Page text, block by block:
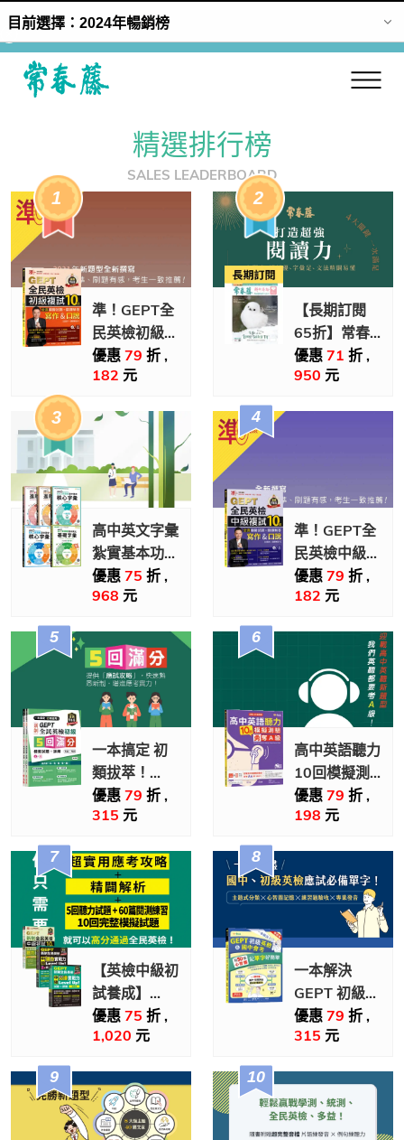
正在加載···
精選排行榜
SALES LEADERBOARD
準！GEPT全
民英檢初級複
試10回全真
模擬試題＋翻
＆口說)-試題
本+翻譯解答
本+ QR Code
線上音檔
優惠 79 折 ,
182 元
【長期訂閱
65折】常春
藤解析英語實
體雜誌(中~中
優惠 71 折 ,
950 元
高中英文字彙
紮實基本功全
套(5書)
優惠 75 折 ,
968 元
準！GEPT全
民英檢中級複
試10回全真
模擬試題＋翻
＆口說)-試題
本+翻譯解答
本+ QR Code
線上音檔
優惠 79 折 ,
182 元
一本搞定 初
類拔萃！
GEPT新制全
民英檢初級5
題+詳解(初試
+複試)-試題
本+詳解本
+QR Code音
檔
優惠 79 折 ,
315 元
高中英語聽力
10回模擬測
驗勇奪A級
(附電子檔解
優惠 79 折 ,
198 元
【英檢中級初
試養成】
GEPT全民英
檢中級初試
閱讀實戰力
UP套組（3書
+ QR Code音
優惠 75 折 ,
1,020 元
一本解決
GEPT 初級英
檢 & 國中會
考：用 50 張
好簡單(增修
版)(附電子檔
試題 + QR
優惠 79 折 ,
315 元